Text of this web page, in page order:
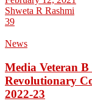
Shweta R Rashmi
39
News
Media Veteran
Revolutionary
2022-23